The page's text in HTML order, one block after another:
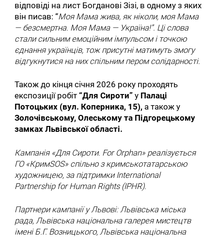
відповіді на лист Богданові Зізі, в одному з яких
він писав: “Моя Мама жива, як ніколи, моя Мама
— безсмертна. Моя Мама — Україна!”. Ці слова
стали сильним емоційним імпульсом і точкою
єднання українців, тож присутні матимуть змогу
відгукнутися на них спільним пером солідарності.
Також до кінця січня 2026 року проходять
експозиції робіт “Для Сироти” у Палаці
Потоцьких (вул. Коперника, 15), а також у
Золочівському, Олеському та Підгорецькому
замках Львівської області.
Кампанія «Для Сироти. For Orphan» реалізується
ГО «КримSOS» спільно з кримськотатарською
художницею, за підтримки International
Partnership for Human Rights (IPHR).
Партнери кампанії у Львові: Львівська міська
рада, Львівська національна галерея мистецтв
імені Б.Г. Возницького, Львівська національна